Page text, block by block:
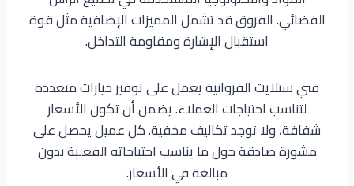
الفضائي. الفروق قد تشمل المميزات الإضافية مثل قوة
استقبال الإشارة ومقاومة التداخل.
فني ستلايت الفروانية يعمل على توفير خيارات متعددة
لتناسب احتياجات العملاء. يضمن أن تكون الأسعار
شفافة، ولا توجد تكاليف مخفية. كل عميل يحصل على
مشورة صادقة حول ما يناسب احتياجاته الفعلية بدون
مبالغة في الأسعار.